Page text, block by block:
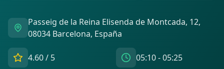
Passeig de la Reina Elisenda de Montcada, 12,
08034 Barcelona, España
4.60/ 5 05:10 - 05:25